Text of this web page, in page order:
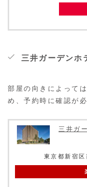
三井ガーデンホ
部屋の向きによって
め、予約時に確認が必
三井ガ
東京都新宿